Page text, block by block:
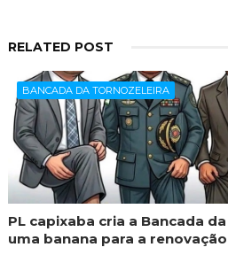
RELATED POST
BANCADA DA TORNOZELEIRA
PL capixaba cria a Bancada
uma banana para a